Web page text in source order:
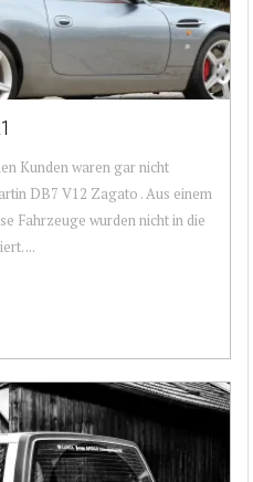
Kunden waren gar nicht
DB7 V12 Zagato . Aus einem
Fahrzeuge wurden nicht in die
...